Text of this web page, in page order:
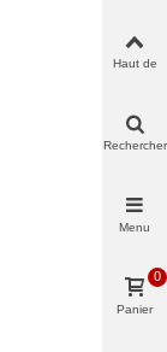
Haut de
Rechercher
Menu
Panier
0